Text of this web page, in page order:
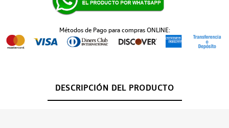
Métodos de Pago para compras ONLINE:
DESCRIPCIÓN DEL PRODUCTO